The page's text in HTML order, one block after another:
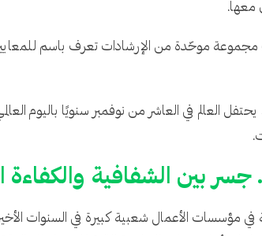
معها.
العالم في العاشر من نوفمبر سنويًا باليوم
جسر بين الشفافية والكفاءة
الأعمال شعبية كبيرة في السنوات